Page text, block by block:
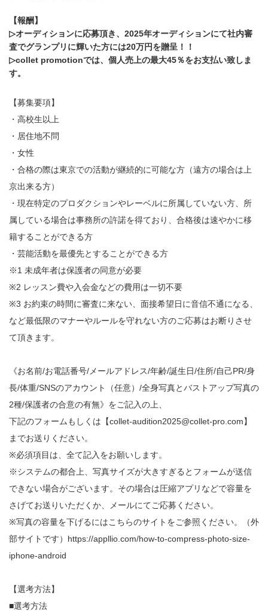
【報酬】
▷オーディションに応募頂き、2025年オーディションにて社内審
査でグランプリに輝いた方には20万円を贈呈！！
▷collet promotionでは、個人売上の最大45％をお支払い致しま
す。
【募集要項】
・高校生以上
・居住地不問
・女性
・合格の際は東京での活動が継続的に可能な方（遠方の場合は上
京出来る方）
・現在特定のプロダクションやレーベルに所属していない方、所
属している場合は事務所の許諾を得ており、合格後は速やかに移
籍することができる方
・芸能活動を最優先とすることができる方
※1 未成年者は保護者の同意が必要
※2 レッスン費や入会金などの費用は一切不要
※3 お約束の時間に審査に来ない、面接希望日に音信不通になる、
など最低限のマナーやルールを守れない方のご応募はお断りさせ
て頂きます。
《お名前/お電話番号/メールアドレス/年齢/誕生日/住所/自己PR/身
長/体重/SNSのアカウント（任意）/全身写真とバストアップ写真の
2種/保護者の合意の有無》をご記入の上、
下記のフォームもしくは【collet-audition2025@collet-pro.com】
までお送りください。
※必須項目は、全て記入をお願いします。
※システムの都合上、写真サイズが大きすぎるとフォームが送信
できない場合がございます。その場合は圧縮アプリなどで容量を
さげてお送りいただくか、メールにてご応募ください。
※写真の容量を下げるにはこちらのサイトをご参照ください。（外
部サイトです）https://appllio.com/how-to-compress-photo-size-
iphone-android
【選考方法】
■選考方法